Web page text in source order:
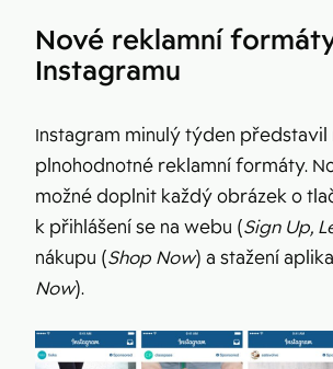
Nové reklamní
Instagramu
Instagram minulý týden představil
plnohodnotné reklamní formáty.
možné doplnit každý obrázek o
k přihlášení se na webu (Sign Up,
nákupu (Shop Now) a stažení
Now).